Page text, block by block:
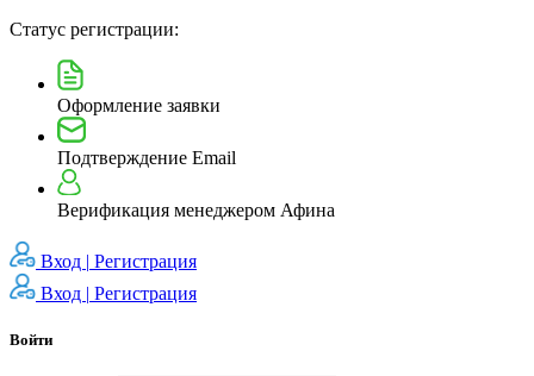
Статус регистрации:
Оформление заявки
Подтверждение Email
Верификация менеджером Афина
Вход | Регистрация
Вход | Регистрация
Войти